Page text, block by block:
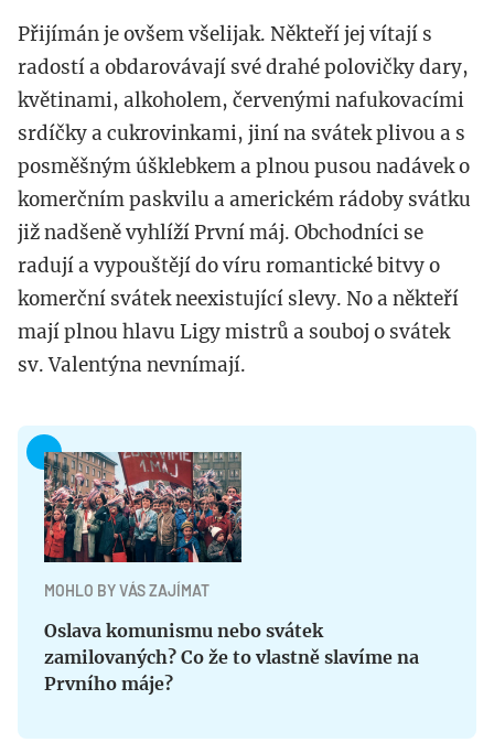
Přijímán je ovšem všelijak. Někteří jej vítají s
radostí a obdarovávají své drahé polovičky dary,
květinami, alkoholem, červenými nafukovacími
srdíčky a cukrovinkami, jiní na svátek plivou a s
posměšným úšklebkem a plnou pusou nadávek o
komerčním paskvilu a americkém rádoby svátku
již nadšeně vyhlíží První máj. Obchodníci se
radují a vypouštějí do víru romantické bitvy o
komerční svátek neexistující slevy. No a někteří
mají plnou hlavu Ligy mistrů a souboj o svátek
sv. Valentýna nevnímají.
MOHLO BY VÁS ZAJÍMAT
Oslava komunismu nebo svátek
zamilovaných? Co že to vlastně slavíme na
Prvního máje?